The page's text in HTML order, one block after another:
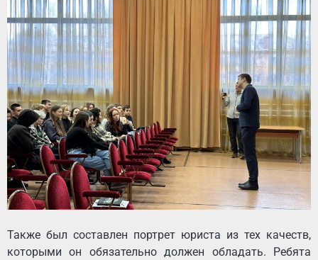
Также был составлен портрет юриста из тех качеств,
которыми он обязательно должен обладать. Ребята